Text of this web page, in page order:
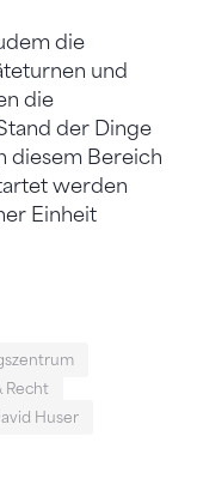
die
und
die
der Dinge
diesem Bereich
werden
Einheit
Recht
Huser